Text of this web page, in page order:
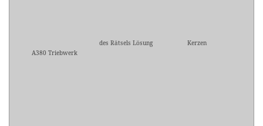
A380 Triebwerk
des Rätsels Lösung Kerzen